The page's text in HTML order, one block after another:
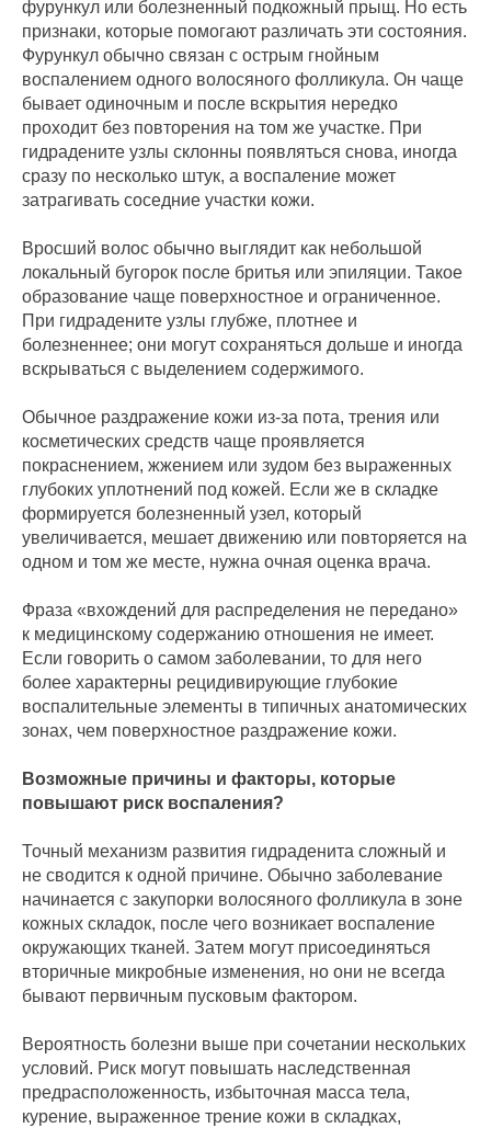
фурункул или болезненный подкожный прыщ. Но есть
признаки, которые помогают различать эти состояния.
Фурункул обычно связан с острым гнойным
воспалением одного волосяного фолликула. Он чаще
бывает одиночным и после вскрытия нередко
проходит без повторения на том же участке. При
гидрадените узлы склонны появляться снова, иногда
сразу по несколько штук, а воспаление может
затрагивать соседние участки кожи.
Вросший волос обычно выглядит как небольшой
локальный бугорок после бритья или эпиляции. Такое
образование чаще поверхностное и ограниченное.
При гидрадените узлы глубже, плотнее и
болезненнее; они могут сохраняться дольше и иногда
вскрываться с выделением содержимого.
Обычное раздражение кожи из-за пота, трения или
косметических средств чаще проявляется
покраснением, жжением или зудом без выраженных
глубоких уплотнений под кожей. Если же в складке
формируется болезненный узел, который
увеличивается, мешает движению или повторяется на
одном и том же месте, нужна очная оценка врача.
Фраза «вхождений для распределения не передано»
к медицинскому содержанию отношения не имеет.
Если говорить о самом заболевании, то для него
более характерны рецидивирующие глубокие
воспалительные элементы в типичных анатомических
зонах, чем поверхностное раздражение кожи.
Возможные причины и факторы, которые
повышают риск воспаления?
Точный механизм развития гидраденита сложный и
не сводится к одной причине. Обычно заболевание
начинается с закупорки волосяного фолликула в зоне
кожных складок, после чего возникает воспаление
окружающих тканей. Затем могут присоединяться
вторичные микробные изменения, но они не всегда
бывают первичным пусковым фактором.
Вероятность болезни выше при сочетании нескольких
условий. Риск могут повышать наследственная
предрасположенность, избыточная масса тела,
курение, выраженное трение кожи в складках,